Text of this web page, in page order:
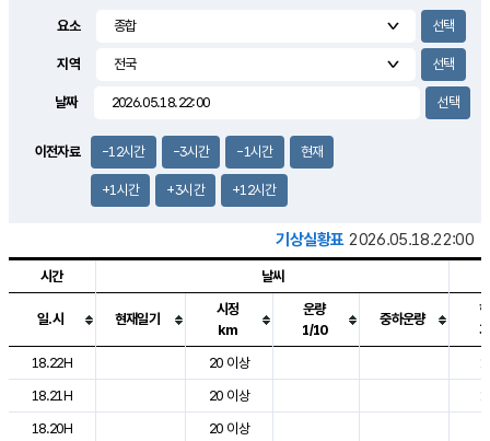
1.9m/s
요소
지역
날짜
이전자료 -12시간 -3시간 -1시간 현재
+1시간 +3시간 +12시간
기상실황표 2026.05.18.22:00
도시별 기상실황표로 지점, 날씨, 기온, 강수, 바람, 기압등을 안내한 표입
시간 날씨
일.시 현재일기
시정
km
운량
1/10
중하운량
18.22H
20 이상
18.21H
20 이상
18.20H
20 이상